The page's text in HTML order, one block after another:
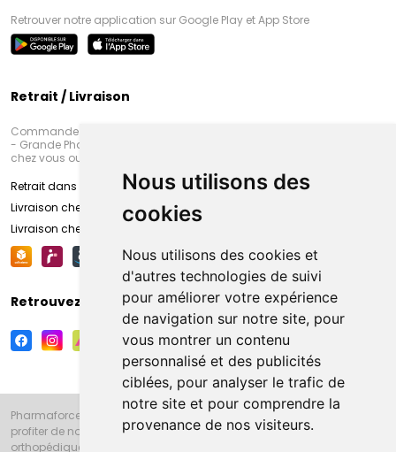
Nous utilisons des
cookies
Nous utilisons des cookies et
d'autres technologies de suivi
pour améliorer votre expérience
de navigation sur notre site, pour
vous montrer un contenu
personnalisé et des publicités
ciblées, pour analyser le trafic de
notre site et pour comprendre la
provenance de nos visiteurs.
Retrouver notre application sur Google Play et App Store
Retrait / Livraison
Commandez en ligne et venez chercher votre commande à Amiens
- Grande Pharmacie d’Amiens (Fachon) ou recevez-là rapidement
chez vous ou en point retrait
Retrait dans la pharmacie d’Amiens
Livraison chez vous
Livraison chez votre commerçant
Retrouvez-nous sur vos réseaux sociaux
Pharmaforce.fr et la Grande Pharmacie d’Amiens vous souhaitent de
profiter de notre accueil, de nos conseils pharmaceutiques,
orthopédiques, homéopathiques, parapharmaceutiques, beauté et